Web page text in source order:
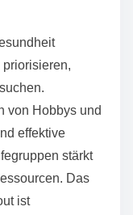
von Hobbys und
effektive
stärkt
Das
ist